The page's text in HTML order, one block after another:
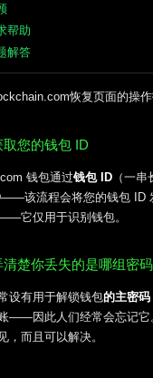
帮助
解答
恢复页面的操
取您的钱包 ID
钱包通过钱包 ID （一
该流程会将您的钱包 ID
它仅用于识别钱包。
清楚你丢失的是哪组密码
设有用于解锁钱包的主密码
——因此人们经常会忘记它
，而且可以解决。